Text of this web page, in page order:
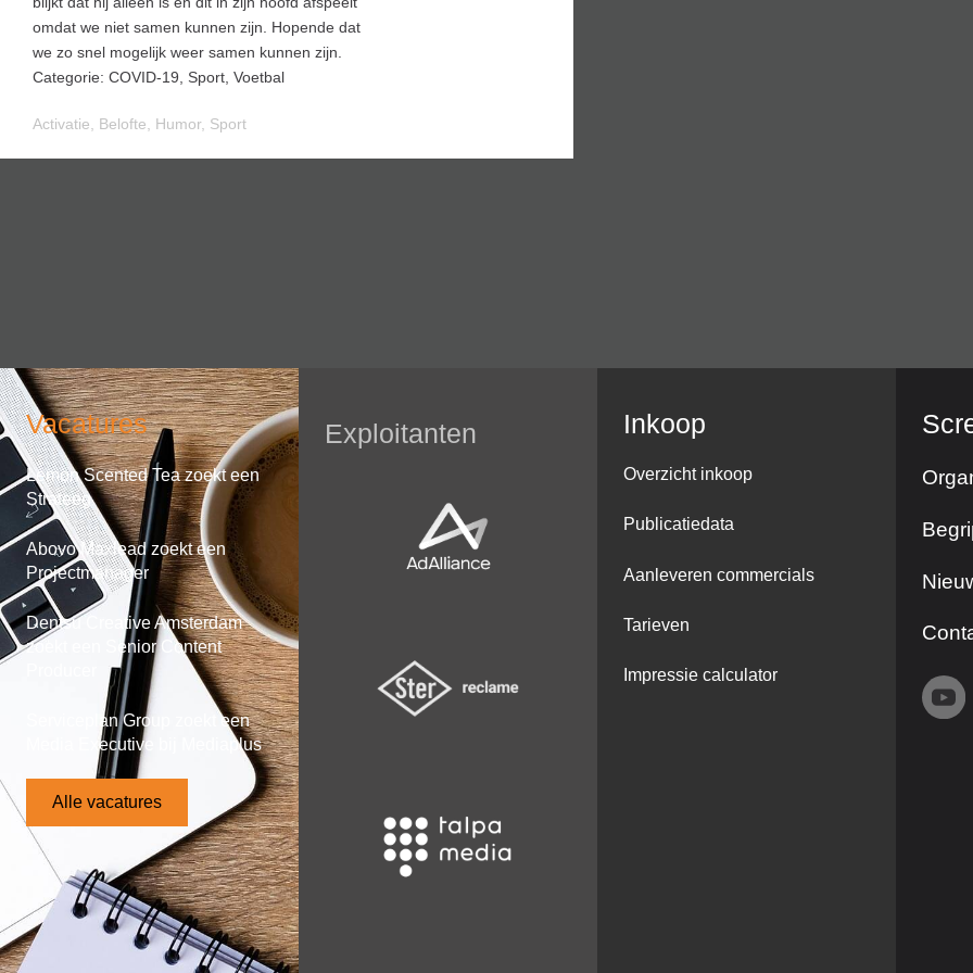
omdat we niet samen kunnen zijn. Hopende dat
we zo snel mogelijk weer samen kunnen zijn.
Categorie: COVID-19, Sport, Voetbal
Activatie Belofte Humor, Sport
Vacatures
Lemon Scented Tea zoekt een
Strateeg
Abovo Maxlead zoekt een
Projectmanager
Dentsu Creative Amsterdam
zoekt een Senior Content
Serviceplan Group zoekt een
Media Executive bij Mediaplus
Alle vacatures
Exploitanten Inkoop
Overzicht inkoop
Publicatiedata
Aanleveren commercials
Tarieven
Impressie calculator